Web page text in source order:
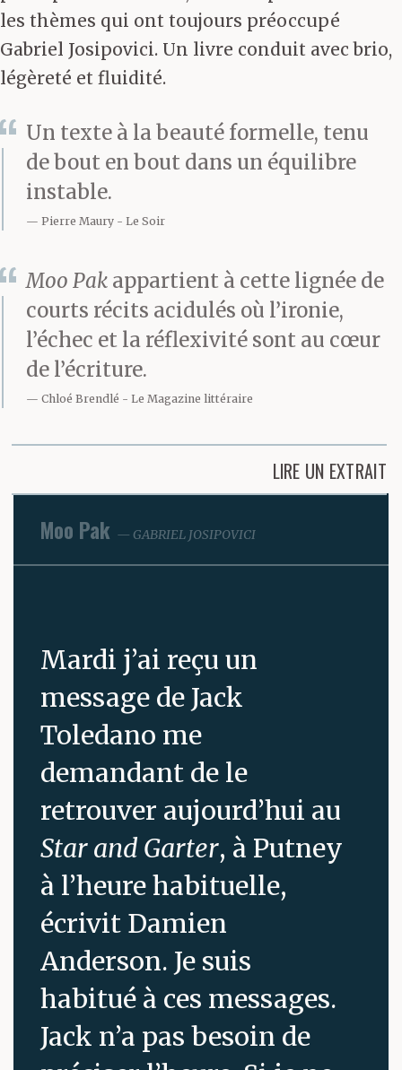
les thèmes qui ont toujours préoccupé
Gabriel Josipovici. Un livre conduit avec brio,
légèreté et fluidité.
Un texte à la beauté formelle, tenu
de bout en bout dans un équilibre
instable.
Pierre Maury Le Soir
Moo Pak appartient à cette lignée de
courts récits acidulés où l’ironie,
l’échec et la réflexivité sont au cœur
de l’écriture.
Chloé Brendlé Le Magazine littéraire
LIRE UN EXTRAIT
Moo Pak GABRIEL JOSIPOVICI
Mardi j’ai reçu un
message de Jack
Toledano me
demandant de le
retrouver aujourd’hui au
Star and Garter, à Putney
à l’heure habituelle,
écrivit Damien
Anderson. Je suis
habitué à ces messages.
Jack n’a pas besoin de